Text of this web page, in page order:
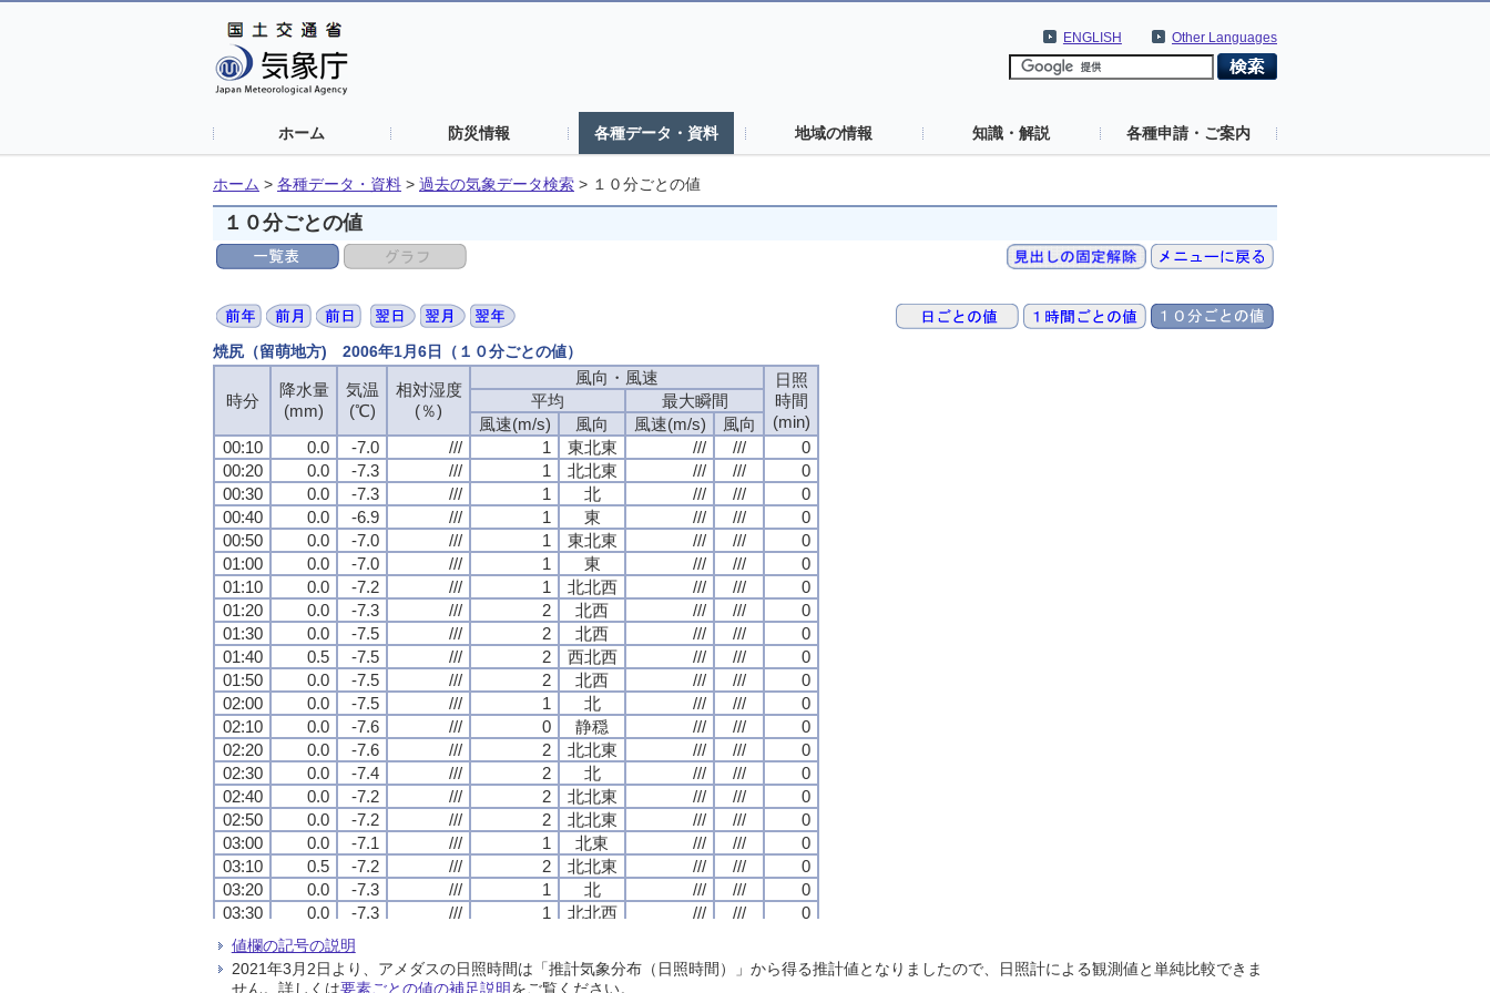
Other Languages
ENGLISH
ホーム 防災情報 各種データ・資料 地域の情報 知識・解説 各種申請・ご案内
ホーム > 各種データ・資料 > 過去の気象データ検索 > １０分ごとの値
１０分ごとの値
焼尻（留萌地方) 2006年1月6日（１０分ごとの値）
時分
降水量
(mm)
気温
(℃)
相対湿度
(％)
風向・風速
日照
時間
(min)
平均
最大瞬間
風速(m/s)
風向 風速(m/s)
風向
00:10
0.0 -7.0 /// 1 東北東 /// ///
0
00:20
0.0 -7.3 /// 1 北北東 /// ///
0
00:30
0.0 -7.3 /// 1 北 /// ///
0
00:40
0.0 -6.9 /// 1 東 /// ///
0
00:50
0.0 -7.0 /// 1 東北東 /// ///
0
01:00
0.0 -7.0 /// 1 東 /// ///
0
01:10
0.0 -7.2 /// 1 北北西 /// ///
0
01:20
0.0 -7.3 /// 2 北西 /// ///
0
01:30
0.0 -7.5 /// 2 北西 /// ///
0
01:40
0.5 -7.5 /// 2 西北西 /// ///
0
01:50
0.0 -7.5 /// 2 北西 /// ///
0
02:00
0.0 -7.5 /// 1 北 /// ///
0
02:10
0.0 -7.6 /// 0 静穏 /// ///
0
02:20
0.0 -7.6 /// 2 北北東 /// ///
0
02:30
0.0 -7.4 /// 2 北 /// ///
0
02:40
0.0 -7.2 /// 2 北北東 /// ///
0
02:50
0.0 -7.2 /// 2 北北東 /// ///
0
03:00
0.0 -7.1 /// 1 北東 /// ///
0
03:10
0.5 -7.2 /// 2 北北東 /// ///
0
03:20
0.0 -7.3 /// 1 北 /// ///
0
03:30
0.0 -7.3 /// 1 北北西 /// ///
0
03:40
0.0 -7.4
03:50
0.0 -7.4 /// 1 北 ///
0
04:00
0.5 -7.5 /// 2 北西 /// /// 0
時分
降水量
(mm)
気温
(℃)
相対湿度
(％)
風向・風速
日照
時間
(min)
平均
最大瞬間
風速(m/s)
風向 風速(m/s)
風向
00:10
0.0 -7.0 /// 1 東北東 /// ///
0
00:20
0.0 -7.3 /// 1 北北東 /// ///
0
00:30
0.0 -7.3 /// 1 北 /// ///
0
00:40
0.0 -6.9 /// 1 東 /// ///
0
00:50
0.0 -7.0 /// 1 東北東 /// ///
0
01:00
0.0 -7.0 /// 1 東 /// ///
0
01:10
0.0 -7.2 /// 1 北北西 /// ///
0
01:20
0.0 -7.3 /// 2 北西 /// ///
0
01:30
0.0 -7.5 /// 2 北西 /// ///
0
01:40
0.5 -7.5 /// 2 西北西 /// ///
0
01:50
0.0 -7.5 /// 2 北西 /// ///
0
02:00
0.0 -7.5 /// 1 北 /// ///
0
02:10
0.0 -7.6 /// 0 静穏 /// ///
0
02:20
0.0 -7.6 /// 2 北北東 /// ///
0
02:30
0.0 -7.4 /// 2 北 /// ///
0
02:40
0.0 -7.2 /// 2 北北東 /// ///
0
02:50
0.0 -7.2 /// 2 北北東 /// ///
0
03:00
0.0 -7.1 /// 1 北東 /// ///
0
03:10
0.5 -7.2 /// 2 北北東 /// ///
0
03:20
0.0 -7.3 /// 1 北 /// ///
0
03:30
0.0 -7.3 /// 1 北北西 /// ///
0
03:40
0.0 -7.4
03:50
0.0 -7.4 /// 1 北 ///
0
04:00
0.5 -7.5 /// 2 北西 /// /// 0
時分
降水量
(mm)
気温
(℃)
相対湿度
(％)
風向・風速
日照
時間
(min)
平均
最大瞬間
風速(m/s)
風向 風速(m/s)
風向
00:10
0.0 -7.0 /// 1 東北東 /// ///
0
00:20
0.0 -7.3 /// 1 北北東 /// ///
0
00:30
0.0 -7.3 /// 1 北 /// ///
0
00:40
0.0 -6.9 /// 1 東 /// ///
0
00:50
0.0 -7.0 /// 1 東北東 /// ///
0
01:00
0.0 -7.0 /// 1 東 /// ///
0
01:10
0.0 -7.2 /// 1 北北西 /// ///
0
01:20
0.0 -7.3 /// 2 北西 /// ///
0
01:30
0.0 -7.5 /// 2 北西 /// ///
0
01:40
0.5 -7.5 /// 2 西北西 /// ///
0
01:50
0.0 -7.5 /// 2 北西 /// ///
0
02:00
0.0 -7.5 /// 1 北 /// ///
0
02:10
0.0 -7.6 /// 0 静穏 /// ///
0
02:20
0.0 -7.6 /// 2 北北東 /// ///
0
02:30
0.0 -7.4 /// 2 北 /// ///
0
02:40
0.0 -7.2 /// 2 北北東 /// ///
0
02:50
0.0 -7.2 /// 2 北北東 /// ///
0
03:00
0.0 -7.1 /// 1 北東 /// ///
0
03:10
0.5 -7.2 /// 2 北北東 /// ///
0
03:20
0.0 -7.3 /// 1 北 /// ///
0
03:30
0.0 -7.3 /// 1 北北西 /// ///
0
03:40
0.0 -7.4
03:50
0.0 -7.4 /// 1 北 ///
0
04:00
0.5 -7.5 /// 2 北西 /// /// 0
時分
降水量
(mm)
気温
(℃)
相対湿度
(％)
風向・風速
日照
時間
(min)
平均
最大瞬間
風速(m/s)
風向 風速(m/s)
風向
00:10
0.0 -7.0 /// 1 東北東 /// ///
0
00:20
0.0 -7.3 /// 1 北北東 /// ///
0
00:30
0.0 -7.3 /// 1 北 /// ///
0
00:40
0.0 -6.9 /// 1 東 /// ///
0
00:50
0.0 -7.0 /// 1 東北東 /// ///
0
01:00
0.0 -7.0 /// 1 東 /// ///
0
01:10
0.0 -7.2 /// 1 北北西 /// ///
0
01:20
0.0 -7.3 /// 2 北西 /// ///
0
01:30
0.0 -7.5 /// 2 北西 /// ///
0
01:40
0.5 -7.5 /// 2 西北西 /// ///
0
01:50
0.0 -7.5 /// 2 北西 /// ///
0
02:00
0.0 -7.5 /// 1 北 /// ///
0
02:10
0.0 -7.6 /// 0 静穏 /// ///
0
02:20
0.0 -7.6 /// 2 北北東 /// ///
0
02:30
0.0 -7.4 /// 2 北 /// ///
0
02:40
0.0 -7.2 /// 2 北北東 /// ///
0
02:50
0.0 -7.2 /// 2 北北東 /// ///
0
03:00
0.0 -7.1 /// 1 北東 /// ///
0
03:10
0.5 -7.2 /// 2 北北東 /// ///
0
03:20
0.0 -7.3 /// 1 北 /// ///
0
03:30
0.0 -7.3 /// 1 北北西 /// ///
0
03:40
0.0 -7.4
03:50
0.0 -7.4 /// 1 北 ///
0
04:00
0.5 -7.5 /// 2 北西 /// /// 0
値欄の記号の説明
2021年3月2日より、アメダスの日照時間は「推計気象分布（日照時間）」から得る推計値となりましたので、日照計による観測値と単純比較できま
せん。詳しくは要素ごとの値の補足説明をご覧ください。